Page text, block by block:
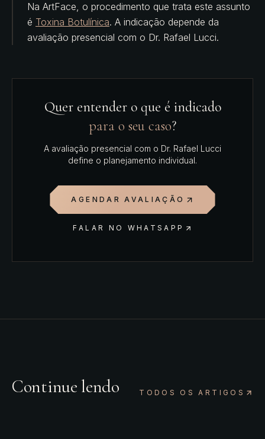
Na ArtFace, o procedimento que trata este assunto
é Toxina Botulínica. A indicação depende da
avaliação presencial com o Dr. Rafael Lucci.
Quer entender o que é indicado
para o seu caso?
A avaliação presencial com o Dr. Rafael Lucci
define o planejamento individual.
AGENDAR AVALIAÇÃO
FALAR NO WHATSAPP
Continue lendo TODOS OS ARTIGOS